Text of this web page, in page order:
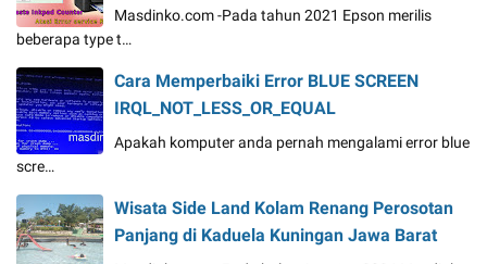
Masdinko.com -Pada tahun 2021 Epson merilis
beberapa type t…
Cara Memperbaiki Error BLUE SCREEN
IRQL_NOT_LESS_OR_EQUAL
Apakah komputer anda pernah mengalami error blue
scre…
Wisata Side Land Kolam Renang Perosotan
Panjang di Kaduela Kuningan Jawa Barat